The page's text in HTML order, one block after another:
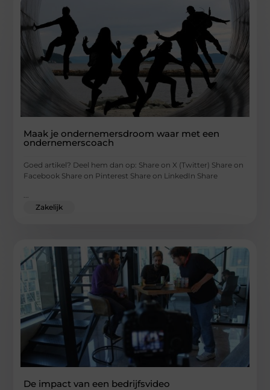
Maak je ondernemersdroom waar met een
ondernemerscoach
Goed artikel? Deel hem dan op: Share on X (Twitter) Share on
Facebook Share on Pinterest Share on LinkedIn Share
...
Zakelijk
De impact van een bedrijfsvideo